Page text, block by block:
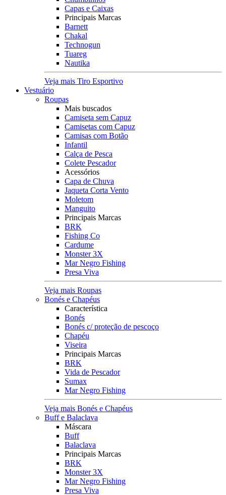
Capas e Caixas
Principais Marcas
Barnett
Chakal
Technogun
Tuareg
Nautika
Veja mais Tiro Esportivo
Vestuário
Roupas
Mais buscados
Camiseta sem Capuz
Camisetas com Capuz
Camisas com Botão
Infantil
Calça de Pesca
Colete Pescador
Acessórios
Capa de Chuva
Jaqueta Corta Vento
Moletom
Manguito
Principais Marcas
BRK
Fishing Co
Cardume
Monster 3X
Mar Negro Fishing
Presa Viva
Veja mais Roupas
Bonés e Chapéus
Característica
Bonés
Bonés c/ proteção de pescoço
Chapéu
Viseira
Principais Marcas
BRK
Vida de Pescador
Sumax
Mar Negro Fishing
Veja mais Bonés e Chapéus
Buff e Balaclava
Máscara
Buff
Balaclava
Principais Marcas
BRK
Monster 3X
Mar Negro Fishing
Presa Viva